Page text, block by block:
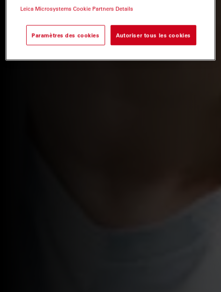
Leica Microsystems Cookie Partners Details
Paramètres des cookies Autoriser tous les cookies